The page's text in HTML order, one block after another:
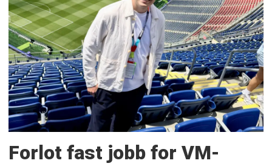
Forlot fast jobb for VM-